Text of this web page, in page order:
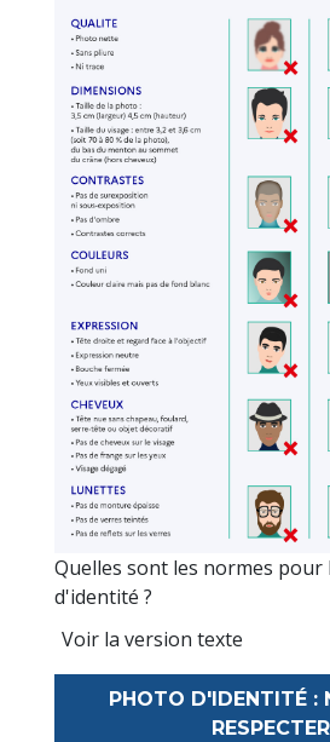
Quelles sont les normes pour
d'identité ?
Voir la version texte
PHOTO D'IDENTITÉ :
RESPECTER